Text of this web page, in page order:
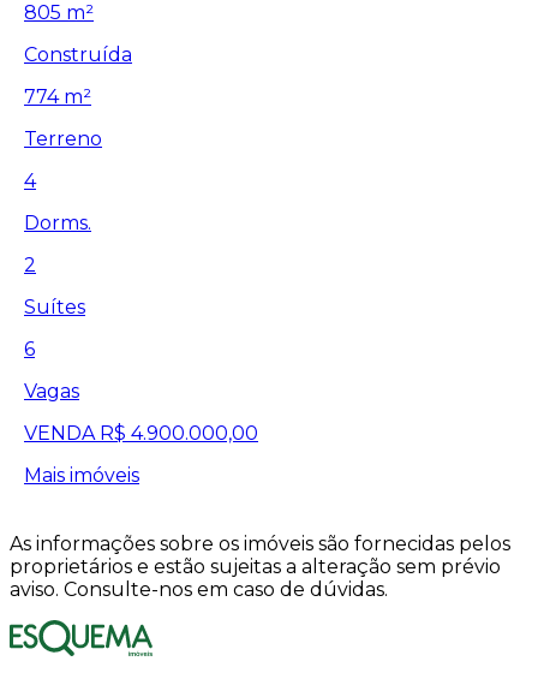
805 m²
Construída
774 m²
Terreno
4
Dorms.
2
Suítes
6
Vagas
VENDA R$ 4.900.000,00
Mais imóveis
As informações sobre os imóveis são fornecidas pelos
proprietários e estão sujeitas a alteração sem prévio
aviso. Consulte-nos em caso de dúvidas.